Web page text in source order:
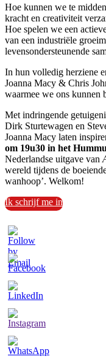
Hoe kunnen we te
kracht en creativiteit
Hoe spelen we een
van een industriële
levensondersteunende
In hun volledig herziene
Joanna Macy & Chris
waarmee we ons kunnen
Met indringende
Dirk Sturtewagen en
Joanna Macy laten
om 19u30 in het
Nederlandse uitgave van
wereld tijdens de
wanhoop’. Welkom!
Ik schrijf me in